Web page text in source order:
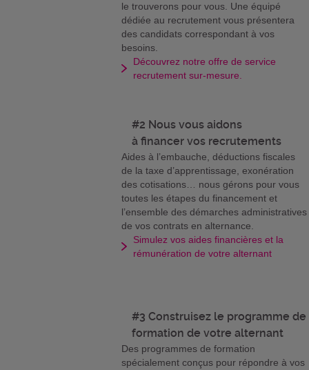
le trouverons pour vous. Une équipé
dédiée au recrutement vous présentera
des candidats correspondant à vos
besoins.
Découvrez notre offre de service
recrutement sur-mesure.
#2 Nous vous aidons
à financer vos recrutements
Aides à l’embauche, déductions fiscales
de la taxe d’apprentissage, exonération
des cotisations… nous gérons pour vous
toutes les étapes du financement et
l’ensemble des démarches administratives
de vos contrats en alternance.
Simulez vos aides financières et la
rémunération de votre alternant
#3 Construisez le programme de
formation de votre alternant
Des programmes de formation
spécialement conçus pour répondre à vos